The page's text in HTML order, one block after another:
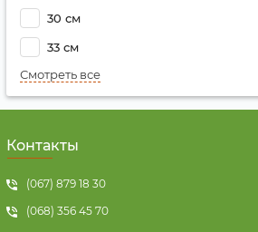
30 см
33 см
Смотреть все
Контакты
(067) 879 18 30
(068) 356 45 70